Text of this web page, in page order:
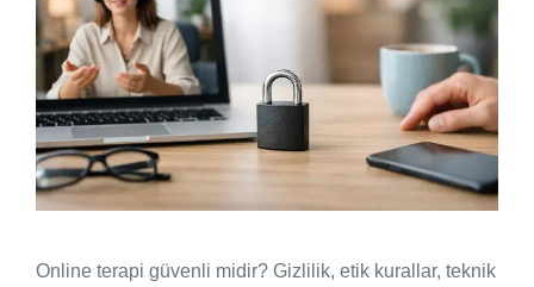
Online terapi güvenli midir? Gizlilik, etik kurallar, teknik